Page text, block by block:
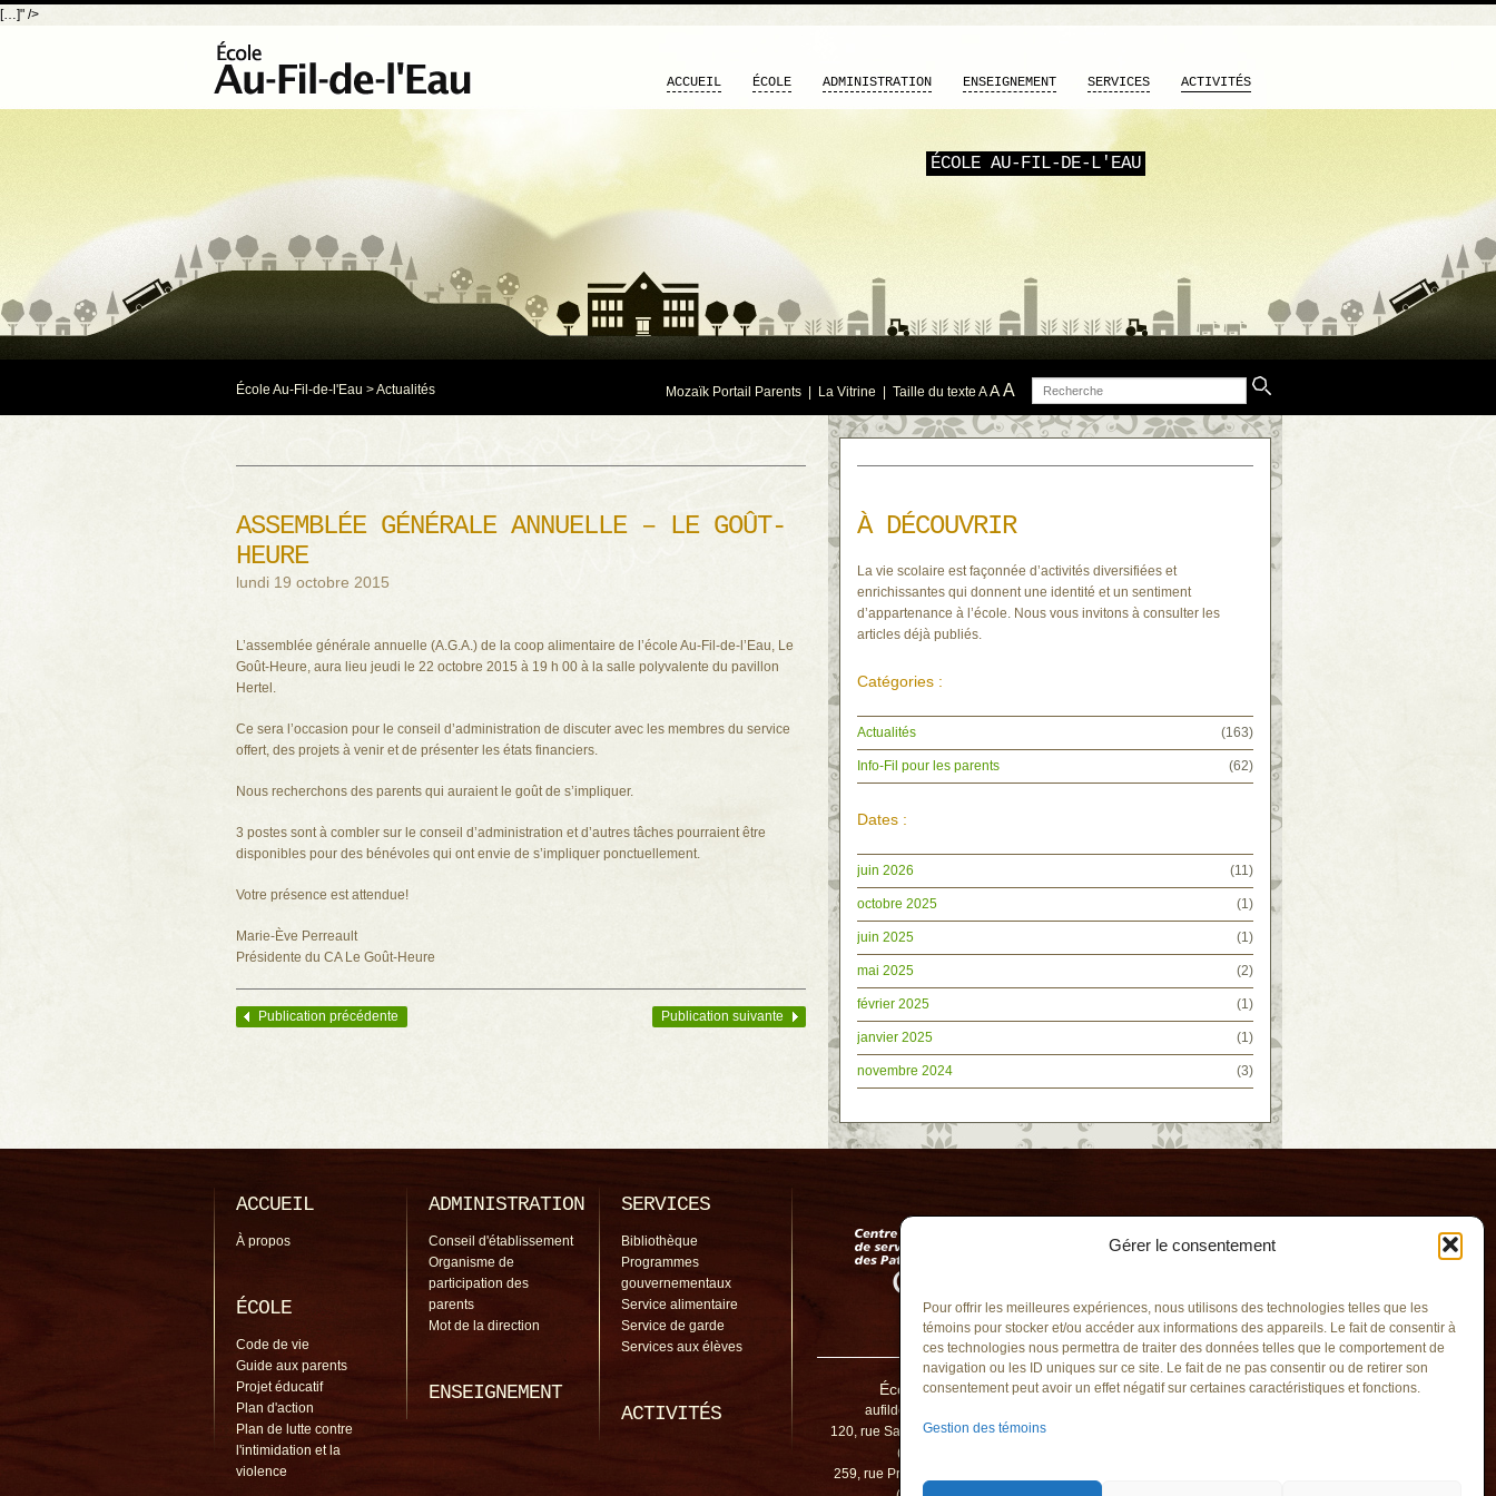
Gérer le consentement
Pour offrir les meilleures expériences, nous utilisons des technologies telles que les
témoins pour stocker et/ou accéder aux informations des appareils. Le fait de consentir à
ces technologies nous permettra de traiter des données telles que le comportement de
navigation ou les ID uniques sur ce site. Le fait de ne pas consentir ou de retirer son
consentement peut avoir un effet négatif sur certaines caractéristiques et fonctions.
Gestion des témoins
[…]" />
ÉCOLE AU-FIL-DE-L'EAU
ACCUEIL ÉCOLE ADMINISTRATION ENSEIGNEMENT SERVICES ACTIVITÉS
École Au-Fil-de-l'Eau >Actualités Mozaïk Portail Parents La Vitrine | Taille du texte A AA Recherche
ASSEMBLÉE GÉNÉRALE ANNUELLE – LE GOÛT-
HEURE
lundi 19 octobre 2015
L’assemblée générale annuelle (A.G.A.) de la coop alimentaire de l’école Au-Fil-de-l’Eau, Le
Goût-Heure, aura lieu jeudi le 22 octobre 2015 à 19 h 00 à la salle polyvalente du pavillon
Hertel.
Ce sera l’occasion pour le conseil d’administration de discuter avec les membres du service
offert, des projets à venir et de présenter les états financiers.
Nous recherchons des parents qui auraient le goût de s’impliquer.
3 postes sont à combler sur le conseil d’administration et d’autres tâches pourraient être
disponibles pour des bénévoles qui ont envie de s’impliquer ponctuellement.
Votre présence est attendue!
Marie-Ève Perreault
Présidente du CA Le Goût-Heure
Navigation des articles
Publication précédente Publication suivante
À DÉCOUVRIR
La vie scolaire est façonnée d’activités diversifiées et
enrichissantes qui donnent une identité et un sentiment
d’appartenance à l’école. Nous vous invitons à consulter les
articles déjà publiés.
Catégories :
Actualités (163)
Info-Fil pour les parents (62)
Dates :
juin 2026 (11)
octobre 2025 (1)
juin 2025 (1)
mai 2025 (2)
février 2025 (1)
janvier 2025 (1)
novembre 2024 (3)
ACCUEIL
À propos
ÉCOLE
Code de vie
Guide aux parents
Projet éducatif
Plan d'action
Plan de lutte contre
l'intimidation et la
violence
ADMINISTRATION
Conseil d'établissement
Organisme de
participation des
parents
Mot de la direction
ENSEIGNEMENT
SERVICES
Bibliothèque
Programmes
gouvernementaux
Service alimentaire
Service de garde
Services aux élèves
ACTIVITÉS
École Au-Fil-de-l'Eau
aufildeleau@cssp.gouv.qc.ca
120, rue Sainte-Anne, Mont-Saint-Hilaire
(Québec) J3H 3A4
259, rue Provencher, Mont-Saint-Hilaire